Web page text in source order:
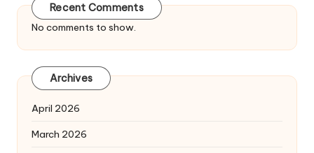
Recent Comments
No comments to show.
Archives
April 2026
March 2026